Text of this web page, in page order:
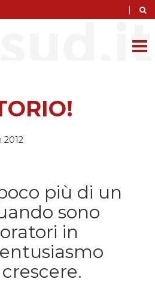
|
2012
più di un
sono
in